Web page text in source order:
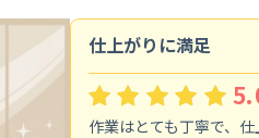
仕上がりに満足
作業はとても丁寧で、